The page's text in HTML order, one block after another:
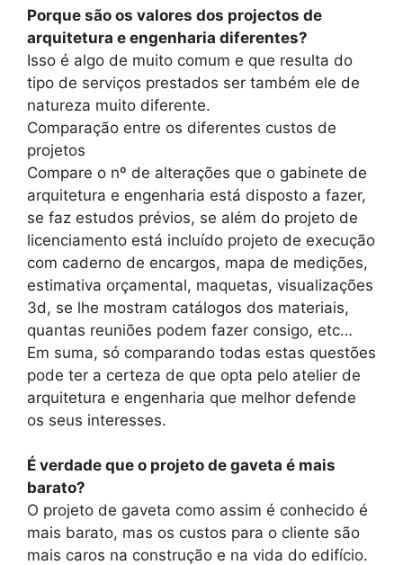
Porque são os valores dos projectos de
arquitetura e engenharia diferentes?
Isso é algo de muito comum e que resulta do
tipo de serviços prestados ser também ele de
natureza muito diferente.
Comparação entre os diferentes custos de
projetos
Compare o nº de alterações que o gabinete de
arquitetura e engenharia está disposto a fazer,
se faz estudos prévios, se além do projeto de
licenciamento está incluído projeto de execução
com caderno de encargos, mapa de medições,
estimativa orçamental, maquetas, visualizações
3d, se lhe mostram catálogos dos materiais,
quantas reuniões podem fazer consigo, etc…
Em suma, só comparando todas estas questões
pode ter a certeza de que opta pelo atelier de
arquitetura e engenharia que melhor defende
os seus interesses.
É verdade que o projeto de gaveta é mais
barato?
O projeto de gaveta como assim é conhecido é
mais barato, mas os custos para o cliente são
mais caros na construção e na vida do edifício.